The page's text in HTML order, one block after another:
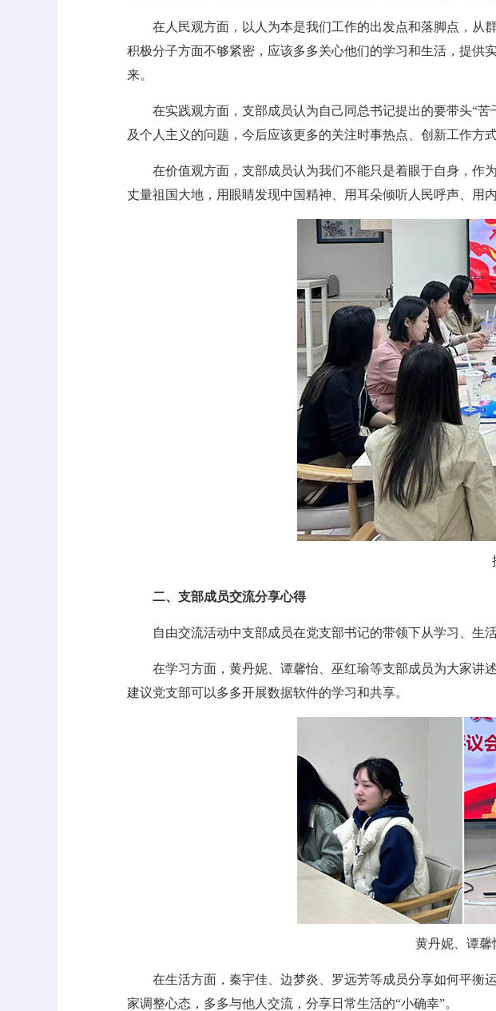
在人民观方面，以人为本是我们工作的出发点和落脚点，从
积极分子方面不够紧密，应该多多关心他们的学习和生活，提供
来。
在实践观方面，支部成员认为自己同总书记提出的要带头“
及个人主义的问题，今后应该更多的关注时事热点、创新工作方
在价值观方面，支部成员认为我们不能只是着眼于自身，作
丈量祖国大地，用眼睛发现中国精神、用耳朵倾听人民呼声、用
二、支部成员交流分享心得
自由交流活动中支部成员在党支部书记的带领下从学习、生
在学习方面，黄丹妮、谭馨怡、巫红瑜等支部成员为大家讲
建议党支部可以多多开展数据软件的学习和共享。
黄丹妮、谭馨
在生活方面，秦宇佳、边梦炎、罗远芳等成员分享如何平衡
家调整心态，多多与他人交流，分享日常生活的“小确幸”。